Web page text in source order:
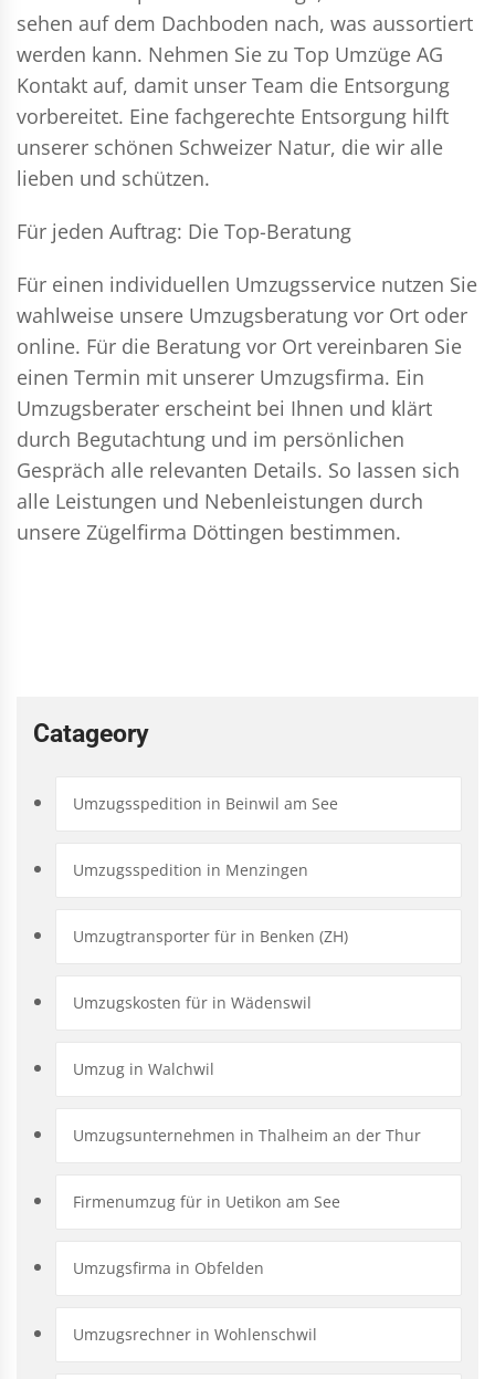
sehen auf dem Dachboden nach, was aussortiert
werden kann. Nehmen Sie zu Top Umzüge AG
Kontakt auf, damit unser Team die Entsorgung
vorbereitet. Eine fachgerechte Entsorgung hilft
unserer schönen Schweizer Natur, die wir alle
lieben und schützen.
Für jeden Auftrag: Die Top-Beratung
Für einen individuellen Umzugsservice nutzen Sie
wahlweise unsere Umzugsberatung vor Ort oder
online. Für die Beratung vor Ort vereinbaren Sie
einen Termin mit unserer Umzugsfirma. Ein
Umzugsberater erscheint bei Ihnen und klärt
durch Begutachtung und im persönlichen
Gespräch alle relevanten Details. So lassen sich
alle Leistungen und Nebenleistungen durch
unsere Zügelfirma Döttingen bestimmen.
Catageory
Umzugsspedition in Beinwil am See
Umzugsspedition in Menzingen
Umzugtransporter für in Benken (ZH)
Umzugskosten für in Wädenswil
Umzug in Walchwil
Umzugsunternehmen in Thalheim an der Thur
Firmenumzug für in Uetikon am See
Umzugsfirma in Obfelden
Umzugsrechner in Wohlenschwil